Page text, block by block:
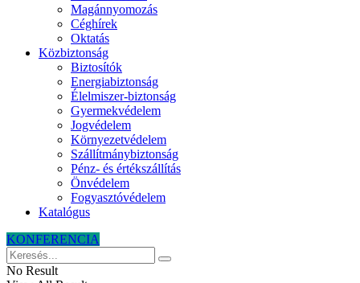
Magánnyomozás
Céghírek
Oktatás
Közbiztonság
Biztosítók
Energiabiztonság
Élelmiszer-biztonság
Gyermekvédelem
Jogvédelem
Környezetvédelem
Szállítmánybiztonság
Pénz- és értékszállítás
Önvédelem
Fogyasztóvédelem
Katalógus
KONFERENCIA
No Result